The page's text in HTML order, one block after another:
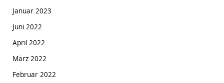
Januar 2023
Juni 2022
April 2022
März 2022
Februar 2022